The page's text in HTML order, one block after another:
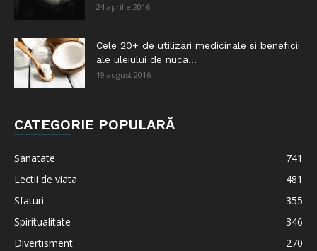
24 aprilie 2016
Cele 20+ de utilizari medicinale si beneficii
ale uleiului de nuca...
19 august 2016
CATEGORIE POPULARĂ
Sanatate
741
Lectii de viata
481
Sfaturi
355
Spiritualitate
346
Divertisment
270